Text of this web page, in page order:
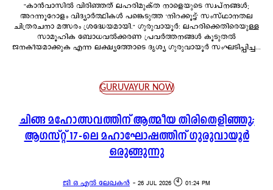
"കാൻവാസിൽ വിരിഞ്ഞത് ലഹരിമുക്ത നാളെയുടെ സ്വപ്നങ്ങൾ;
അറന്നൂറോളം വിദ്യാർത്ഥികൾ പങ്കെടുത്ത 'നിറക്കൂട്ട്' സംസ്ഥാനതല
ചിത്രരചനാ മത്സരം ശ്രദ്ധേയമായി." ഗുരുവായൂർ: ലഹരിക്കെതിരെയുള്ള
സാമൂഹിക ബോധവൽക്കരണ പ്രവർത്തനങ്ങൾ കൂടുതൽ
ജനകീയമാക്കുക എന്ന ലക്ഷ്യത്തോടെ ദൃശ്യ ഗുരുവായൂർ സംഘടിപ്പിച്ച...
GURUVAYUR NOW
ചിങ്ങ മഹോത്സവത്തിന് ആത്മീയ തിരിതെളിഞ്ഞു;
ആഗസ്റ്റ് 17-ലെ മഹാഘോഷത്തിന് ഗുരുവായൂർ
ഒരുങ്ങുന്നു
ജി ഒ എൽ ലേഖകൻ - 26 JUL 2026 🕙 01:24 PM